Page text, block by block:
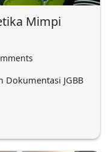
Mimpi
Dokumentasi JGBB